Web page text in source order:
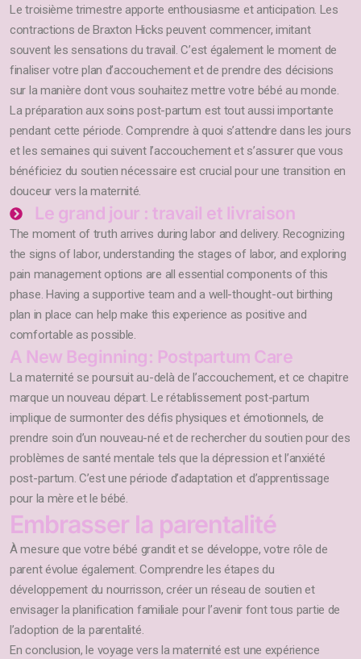
Le troisième trimestre apporte enthousiasme et anticipation. Les
contractions de Braxton Hicks peuvent commencer, imitant
souvent les sensations du travail. C’est également le moment de
finaliser votre plan d’accouchement et de prendre des décisions
sur la manière dont vous souhaitez mettre votre bébé au monde.
La préparation aux soins post-partum est tout aussi importante
pendant cette période. Comprendre à quoi s’attendre dans les jours
et les semaines qui suivent l’accouchement et s’assurer que vous
bénéficiez du soutien nécessaire est crucial pour une transition en
douceur vers la maternité.
Le grand jour : travail et livraison
The moment of truth arrives during labor and delivery. Recognizing
the signs of labor, understanding the stages of labor, and exploring
pain management options are all essential components of this
phase. Having a supportive team and a well-thought-out birthing
plan in place can help make this experience as positive and
comfortable as possible.
A New Beginning: Postpartum Care
La maternité se poursuit au-delà de l’accouchement, et ce chapitre
marque un nouveau départ. Le rétablissement post-partum
implique de surmonter des défis physiques et émotionnels, de
prendre soin d’un nouveau-né et de rechercher du soutien pour des
problèmes de santé mentale tels que la dépression et l’anxiété
post-partum. C’est une période d’adaptation et d’apprentissage
pour la mère et le bébé.
Embrasser la parentalité
À mesure que votre bébé grandit et se développe, votre rôle de
parent évolue également. Comprendre les étapes du
développement du nourrisson, créer un réseau de soutien et
envisager la planification familiale pour l’avenir font tous partie de
l’adoption de la parentalité.
En conclusion, le voyage vers la maternité est une expérience